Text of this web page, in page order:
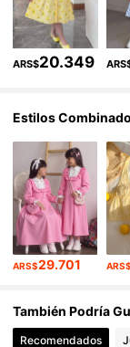
4,89
4,89
ARS$20.349
Estilos
ARS$29.701
También Podría
Recomendados